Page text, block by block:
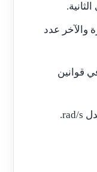
والآخر عدد
قوانين